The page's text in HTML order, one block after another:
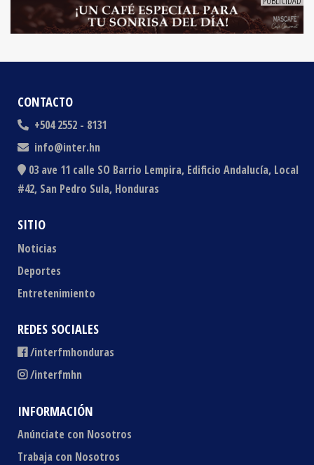
CONTACTO
+504 2552 - 8131
info@inter.hn
03 ave 11 calle SO Barrio Lempira, Edificio Andalucía, Local
#42, San Pedro Sula, Honduras
SITIO
Noticias
Deportes
Entretenimiento
REDES SOCIALES
/interfmhonduras
/interfmhn
INFORMACIÓN
Anúnciate con Nosotros
Trabaja con Nosotros